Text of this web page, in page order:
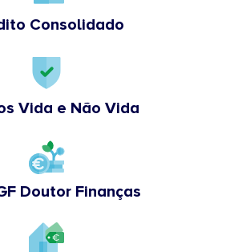
Consolidado
Vida e Não Vida
Doutor Finanças